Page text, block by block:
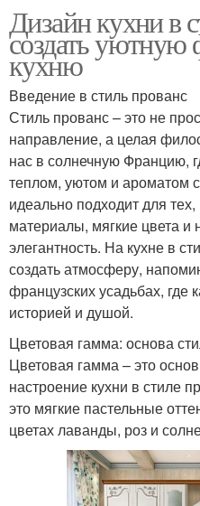
Дизайн кухни в
создать уютную
кухню
Введение в стиль прованс
Стиль прованс – это не
направление, а целая
нас в солнечную Францию,
теплом, уютом и ароматом
идеально подходит для
материалы, мягкие цвета
элегантность. На кухне в
создать атмосферу,
французских усадьбах,
историей и душой.
Цветовая гамма: основа
Цветовая гамма – это
настроение кухни в стиле
это мягкие пастельные
цветах лаванды, роз и